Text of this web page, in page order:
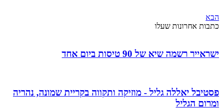
הבא
כתבות אחרונות שעלו
ישראייר רשמה שיא של 90 טיסות ביום אחד
פסטיבל יאללה גליל - מוזיקה ותקווה בקריית שמונה, נהריה
ומרום הגליל